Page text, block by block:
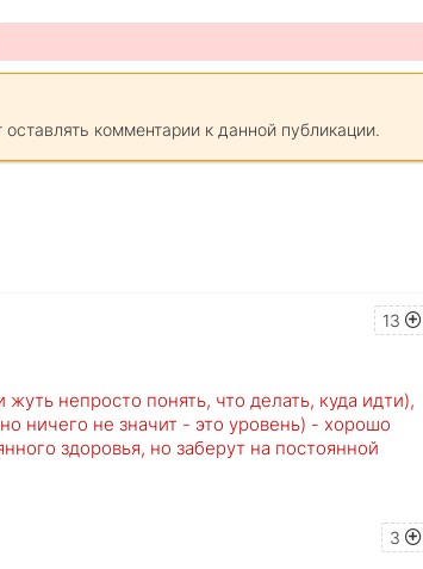
оставлять комментарии к данной публикации.
13
непросто понять, что делать, куда идти),
ничего не значит - это уровень) - хорошо
здоровья, но заберут на постоянной
3